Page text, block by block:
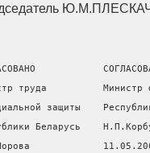
труда          Министр
защиты
Беларусь